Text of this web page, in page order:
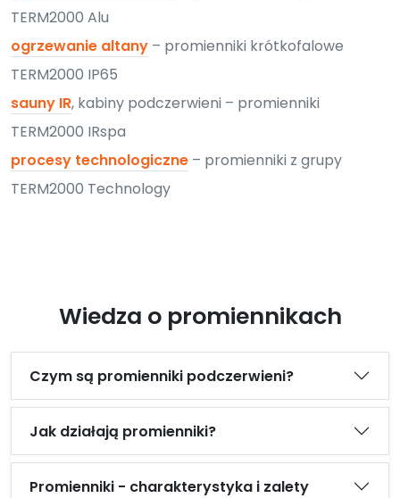
TERM2000 Alu
ogrzewanie altany – promienniki krótkofalowe
TERM2000 IP65
sauny IR, kabiny podczerwieni – promienniki
TERM2000 IRspa
procesy technologiczne – promienniki z grupy
TERM2000 Technology
Wiedza o promiennikach
Czym są promienniki podczerwieni?
Jak działają promienniki?
Promienniki - charakterystyka i zalety